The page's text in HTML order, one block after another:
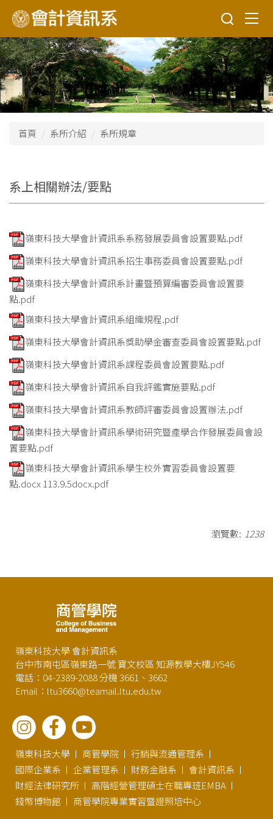
到
主
要
內
容
區
首頁 系所介紹 系所規章
系上相關辦法/要點
嶺東科技大學會計資訊系系務發展委員會設置要點.pdf
嶺東科技大學會計資訊系招生事務委員會設置要點.pdf
嶺東科技大學會計資訊系計畫暨預算編審委員會設置要
點.pdf
嶺東科技大學會計資訊系組織規程.pdf
嶺東科技大學會計資訊系獎助學金審查委員會設置要點.pdf
嶺東科技大學會計資訊系課程委員會設置要點.pdf
嶺東科技大學會計資訊系自我評鑑實施要點.pdf
嶺東科技大學會計資訊系教師評審委員會設置辦法.pdf
嶺東科技大學會計資訊系學術研究暨產學合作發展委員會設
置要點.pdf
嶺東科技大學會計資訊系學生校外實習委員會設置要
點.docx 113.9.5docx.pdf
瀏覽數: 1238
嶺東科技大學 會計資訊系
台中市南屯區嶺東路一號 寶文校區 知源教學大樓JY546
電話：04-2389-2088 分機 3661、3662
Email：ltu3660@teamail.ltu.edu.tw
嶺東科技大學 商管學院
行銷與流通管理系
國際企業系
企業管理系 財務金融系
會計資訊系
財經法律研究所
高階經營管理碩士在職專班EMBA
錢幣博物館
商管學院專業實習暨證照培中心